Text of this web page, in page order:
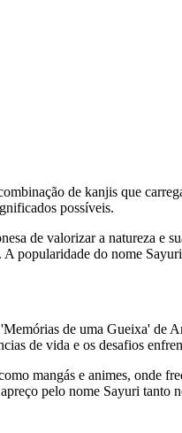
de kanjis que
possíveis.
de valorizar a natureza e
popularidade do nome
de uma Gueixa'
de vida e os desafios
mangás e animes, onde
pelo nome Sayuri tanto